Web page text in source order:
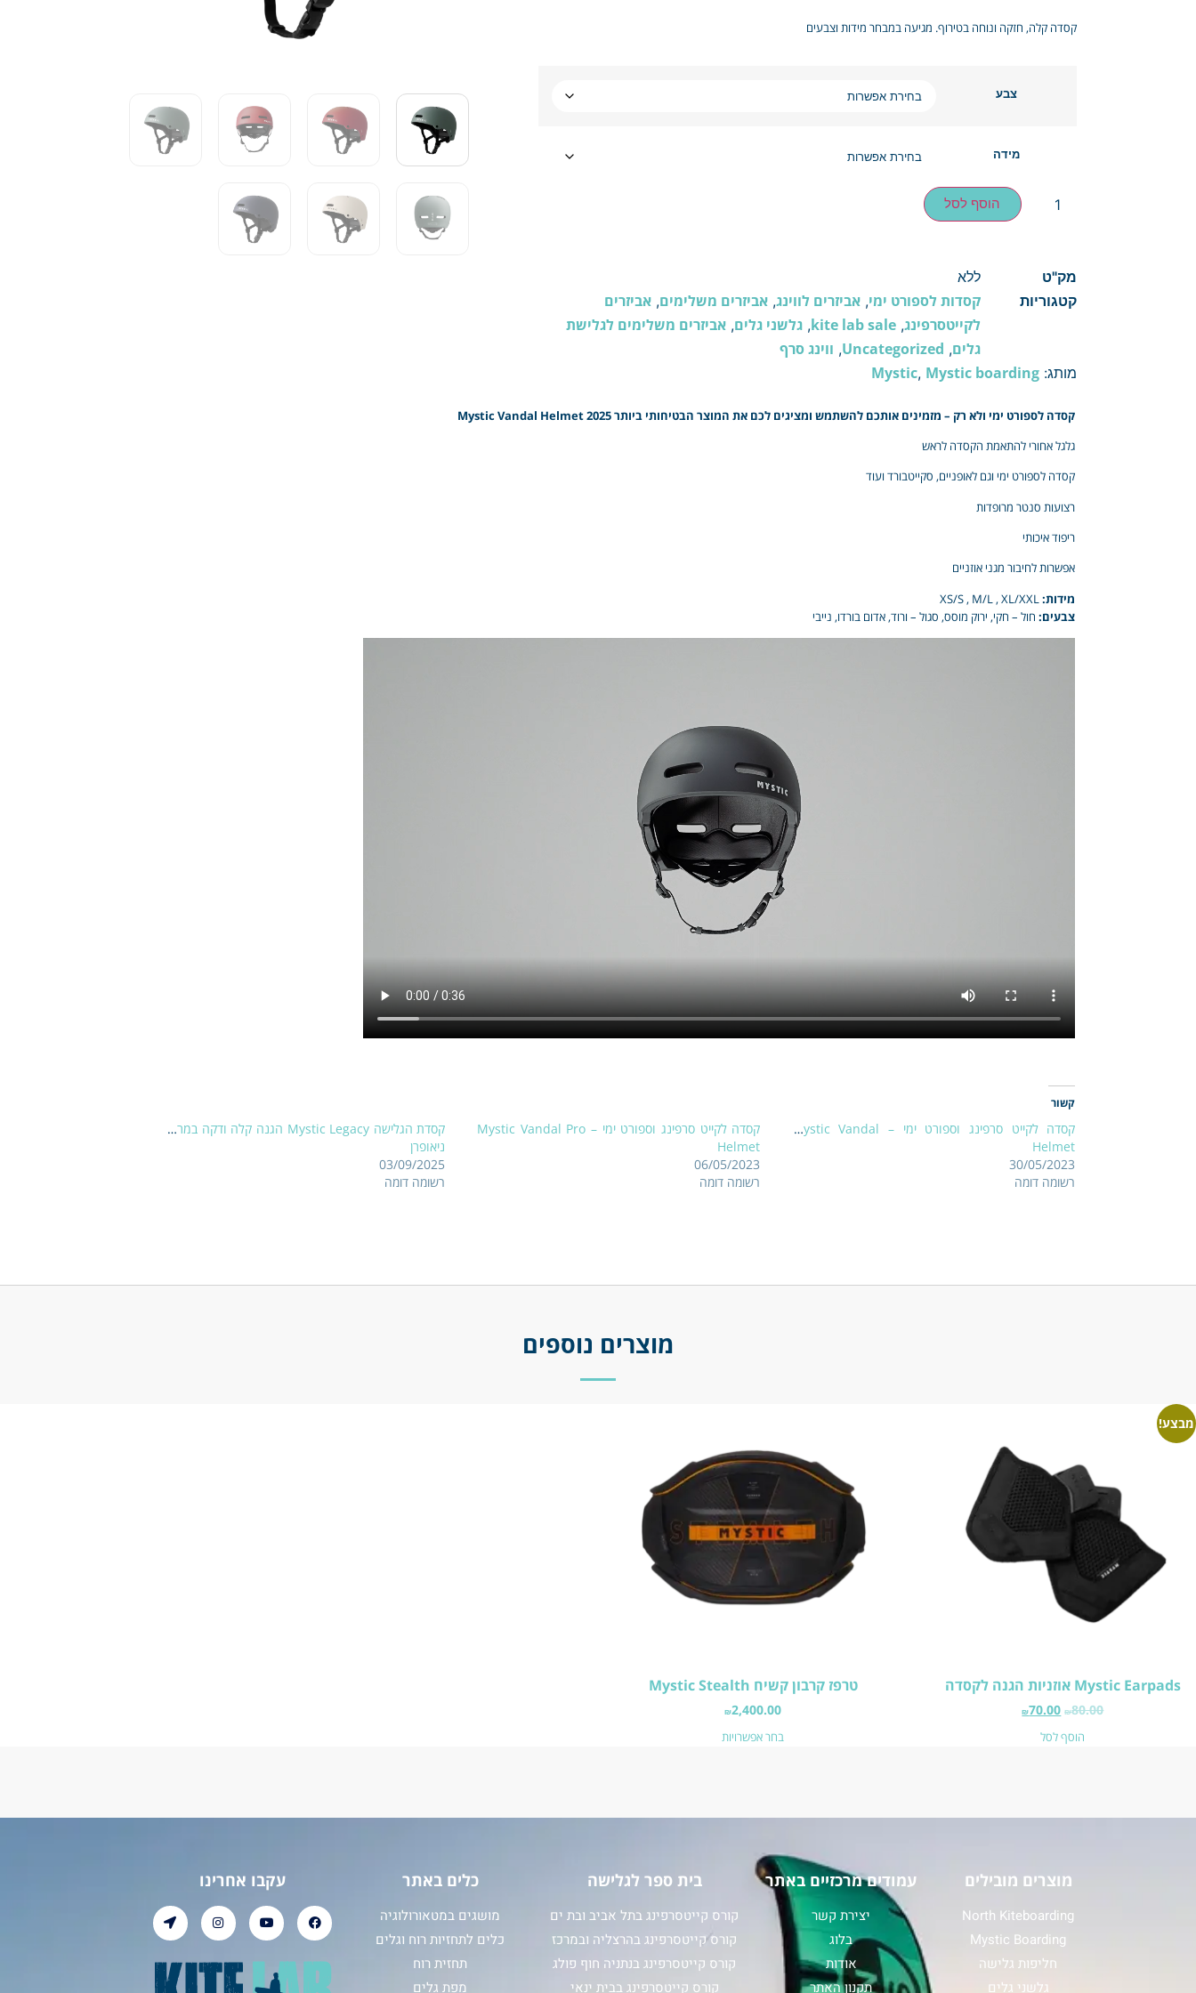
קסדה קלה, חזקה ונוחה בטירוף. מגיעה במבחר מידות וצבעים
צבע
מידה
הוסף לסל
מק"ט
ללא
קטגוריות
קסדות לספורט ימי,אביזרים לווינג,אביזרים משלימים,אביזרים
לקייטסרפינג,
kite lab sale
,גלשני גלים,אביזרים משלימים לגלישת
גלים,
Uncategorized
, ווינג סרף
מותג: Mystic, Mystic boarding
קסדה לספורט ימי ולא רק – מזמינים אותכם להשתמש ומציגים לכם את המוצר הבטיחותי ביותר 2025 Mystic Vandal Helmet
גלגל אחורי להתאמת הקסדה לראש
קסדה לספורט ימי וגם לאופניים, סקייטבורד ועוד
רצועות סנטר מרופדות
ריפוד איכותי
אפשרות לחיבור מגני אוזניים
מידות:XS/S , M/L , XL/XXL
צבעים:חול – חקי, ירוק מוסס, סגול – ורוד, אדום בורדו, נייבי
קשור
קסדה לקייט סרפינג וספורט ימי – Mystic Vandal
Helmet
30/05/2023
רשומה דומה
קסדה לקייט סרפינג וספורט ימי – Mystic Vandal Pro
Helmet
06/05/2023
רשומה דומה
קסדת הגלישה Mystic Legacy הגנה קלה ודקה במראה
ניאופרן
03/09/2025
רשומה דומה
מוצרים נוספים
מבצע!
Mystic Earpads אוזניות הגנה לקסדה
₪80.00
₪70.00
הוסף לסל
טרפז קרבון קשיח Mystic Stealth
₪2,400.00
בחר אפשרויות
מוצרים מובילים
North Kiteboarding
Mystic Boarding
חליפות גלישה
גלשני גלים
עמודים מרכזיים באתר
יצירת קשר
בלוג
אודות
תקנון האתר
בית ספר לגלישה
קורס קייטסרפינג בתל אביב ובת ים
קורס קייטסרפינג בהרצליה ובמרכז
קורס קייטסרפינג בנתניה חוף פולג
קורס קייטסרפינג בבית ינאי
כלים באתר
מושגים במטאורולוגיה
כלים לתחזיות רוח וגלים
תחזית רוח
מפת גלים
עקבו אחרינו